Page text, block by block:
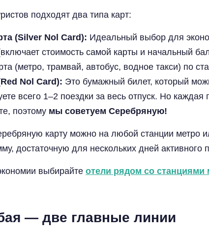
подходят два типа карт:
(Silver Nol Card): Идеальный выбор для
стоимость самой карты и начальный
(метро, трамвай, автобус, водное такси) по
Nol Card): Это бумажный билет, который
всего 1–2 поездки за весь отпуск. Но
поэтому мы советуем Серебряную!
карту можно на любой станции метро
достаточную для нескольких дней активного
выбирайте отели рядом со станциями
— две главные линии